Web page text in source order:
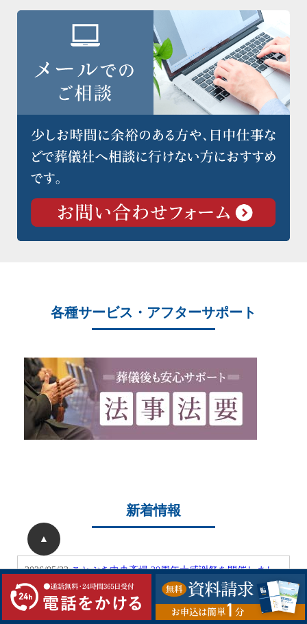
各種サービス・アフターサポート
新着情報
2026/05/22 ことぶき中央斎場 20周年大感謝祭を開催しまし
た
2026/05/04 ことぶき中央斎場 20周年記念大感謝祭開催のお
知らせ
▲